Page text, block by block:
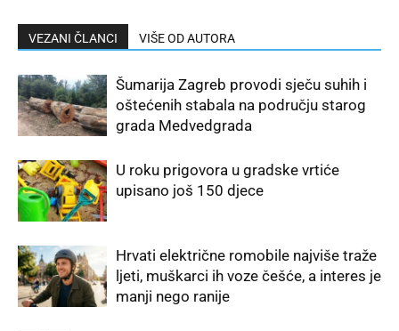
VEZANI ČLANCI VIŠE OD AUTORA
Šumarija Zagreb provodi sječu suhih i
oštećenih stabala na području starog
grada Medvedgrada
U roku prigovora u gradske vrtiće
upisano još 150 djece
Hrvati električne romobile najviše traže
ljeti, muškarci ih voze češće, a interes je
manji nego ranije